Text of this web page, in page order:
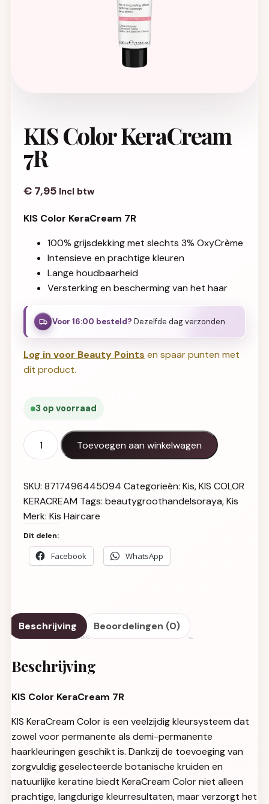
KIS Color KeraCream
7R
€ 7,95 Incl btw
KIS Color KeraCream 7R
100% grijsdekking met slechts 3% OxyCrème
Intensieve en prachtige kleuren
Lange houdbaarheid
Versterking en bescherming van het haar
Voor 16:00 besteld? Dezelfde dag verzonden.
Log in voor Beauty Points en spaar punten met
dit product.
3 op voorraad
KIS Color KeraCream 7R aantal
Toevoegen aan winkelwagen
SKU: 8717496445094 Categorieën: Kis,KIS COLOR
KERACREAM Tags: beautygroothandelsoraya,Kis
Merk: Kis Haircare
Dit delen:
Facebook WhatsApp
Beschrijving Beoordelingen (0)
Beschrijving
KIS Color KeraCream 7R
KIS KeraCream Color is een veelzijdig kleursysteem dat
zowel voor permanente als demi-permanente
haarkleuringen geschikt is. Dankzij de toevoeging van
zorgvuldig geselecteerde botanische kruiden en
natuurlijke keratine biedt KeraCream Color niet alleen
prachtige, langdurige kleurresultaten, maar verzorgt het